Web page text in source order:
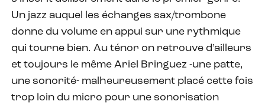
Un jazz auquel les échanges sax/trombone
donne du volume en appui sur une rythmique
qui tourne bien. Au ténor on retrouve d’ailleurs
et toujours le même Ariel Bringuez -une patte,
une sonorité- malheureusement placé cette fois
trop loin du micro pour une sonorisation